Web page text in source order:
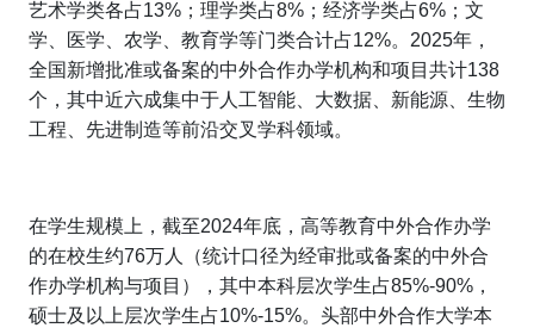
艺术学类各占13%；理学类占8%；经济学类占6%；文
学、医学、农学、教育学等门类合计占12%。2025年，
全国新增批准或备案的中外合作办学机构和项目共计138
个，其中近六成集中于人工智能、大数据、新能源、生物
工程、先进制造等前沿交叉学科领域。
在学生规模上，截至2024年底，高等教育中外合作办学
的在校生约76万人（统计口径为经审批或备案的中外合
作办学机构与项目），其中本科层次学生占85%-90%，
硕士及以上层次学生占10%-15%。头部中外合作大学本